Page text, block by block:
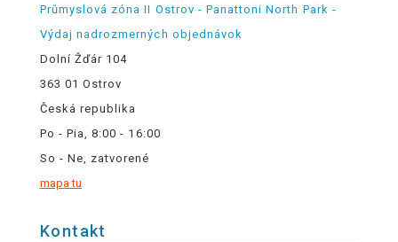
Průmyslová zóna II Ostrov - Panattoni North Park -
Výdaj nadrozmerných objednávok
Dolní Žďár 104
363 01 Ostrov
Česká republika
Po - Pia, 8:00 - 16:00
So - Ne, zatvorené
mapa tu
Kontakt